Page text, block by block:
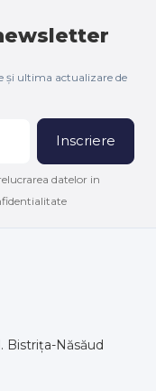
și ultima actualizare de
Inscriere
datelor in
Bistrița-Năsăud